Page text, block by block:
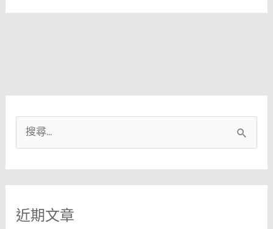
防
下
防
線
五
則：
她
更
待
尋
關
字
近期文章